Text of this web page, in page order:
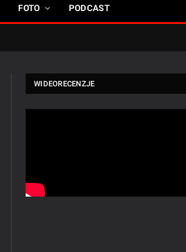
FOTO PODCAST
WIDEORECENZJE